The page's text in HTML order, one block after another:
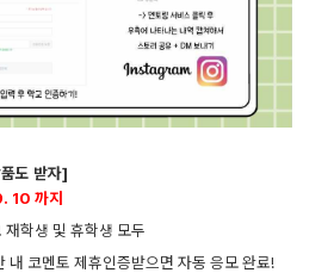
도 받자]
10 까지
재학생 및 휴학생 모두
내 코멘토 제휴인증받으면 자동 응모 완료!